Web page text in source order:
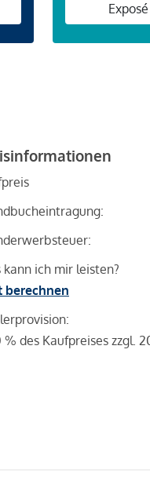
kann ich mir leisten?
berechnen
% des Kaufpreises zzgl.